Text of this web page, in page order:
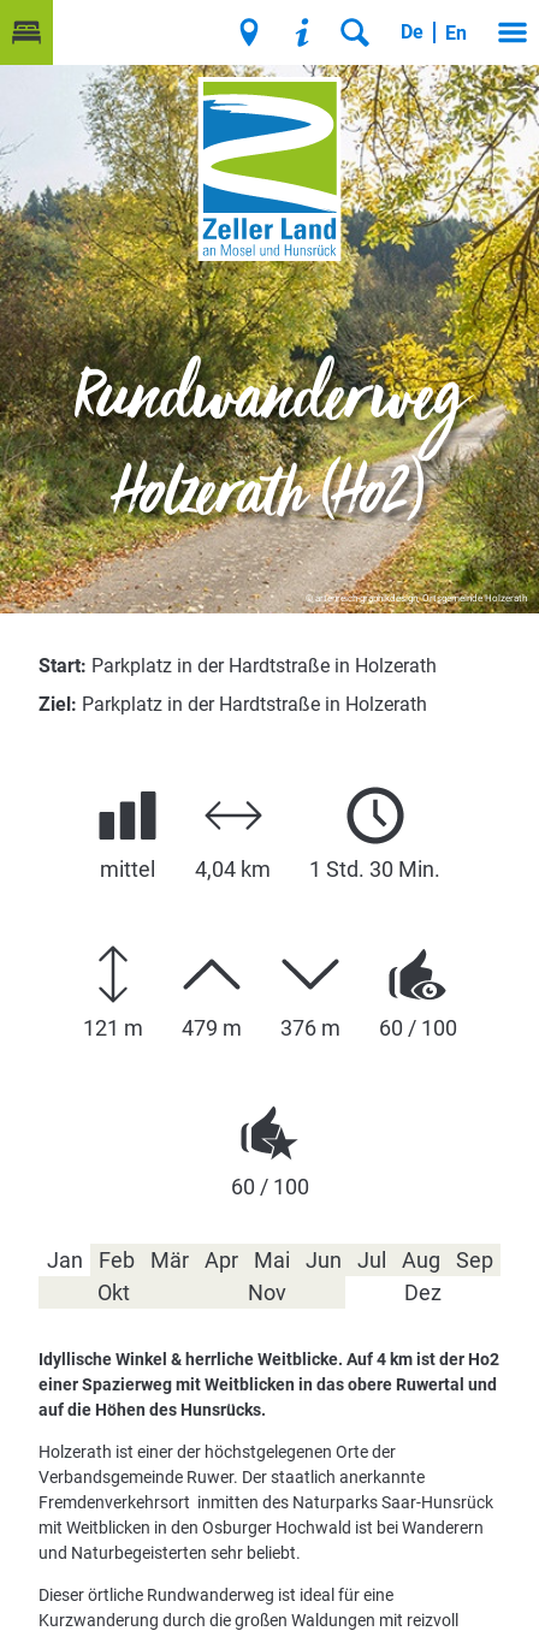
De En
© artenreich-graphikdesign, Ortsgemeinde Holzerath
Rundwanderweg
Holzerath (Ho2)
Start: Parkplatz in der Hardtstraße in Holzerath
Ziel: Parkplatz in der Hardtstraße in Holzerath
mittel 4,04 km 1 Std. 30 Min.
121 m 479 m 376 m 60 / 100
60 / 100
Jan Feb Mär Apr Mai Jun Jul Aug
Sep
Okt
Nov Dez
Idyllische Winkel & herrliche Weitblicke. Auf 4 km ist der Ho2
einer Spazierweg mit Weitblicken in das obere Ruwertal und
auf die Höhen des Hunsrücks.
Holzerath ist einer der höchstgelegenen Orte der
Verbandsgemeinde Ruwer. Der staatlich anerkannte
Fremdenverkehrsort inmitten des Naturparks Saar-Hunsrück
mit Weitblicken in den Osburger Hochwald ist bei Wanderern
und Naturbegeisterten sehr beliebt.
Dieser örtliche Rundwanderweg ist ideal für eine
Kurzwanderung durch die großen Waldungen mit reizvoll